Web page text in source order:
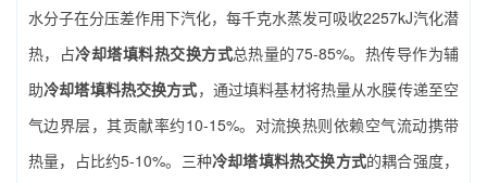
水分子在分压差作用下汽化，每千克水蒸发可吸收2257kJ汽化潜
热，占冷却塔填料热交换方式总热量的75-85%。热传导作为辅
助冷却塔填料热交换方式，通过填料基材将热量从水膜传递至空
气边界层，其贡献率约10-15%。对流换热则依赖空气流动携带
热量，占比约5-10%。三种冷却塔填料热交换方式的耦合强度，